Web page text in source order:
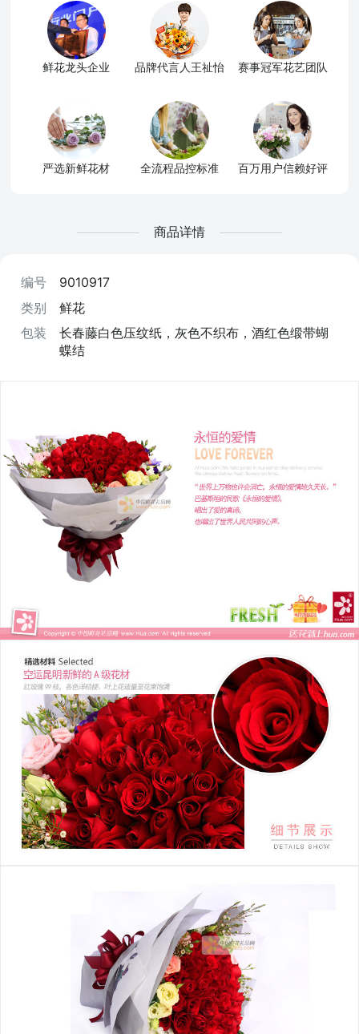
鲜花龙头企业 品牌代言人王祉怡 赛事冠军花艺团队
严选新鲜花材 全流程品控标准 百万用户信赖好评
商品详情
编号
9010917
类别
鲜花
包装
长春藤白色压纹纸，灰色不织布，酒红色缎带蝴
蝶结